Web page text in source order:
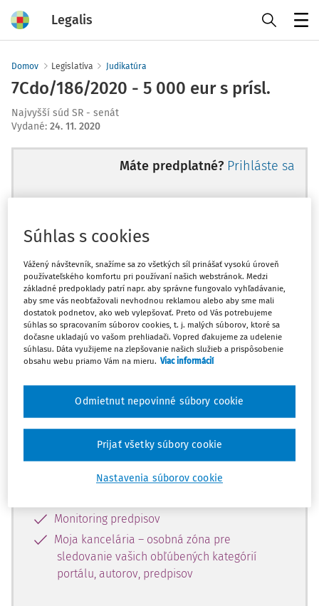
Legalis
Domov Legislatíva Judikatúra
7Cdo/186/2020 - 5 000 eur s prísl.
Najvyšší súd SR - senát
Vydané: 24. 11. 2020
Máte predplatné? Prihláste sa
Ups, zatiaľ ste si prečítali len
začiatok...
Celý odborný obsah z tejto oblasti je
dostupný predplatiteľom portálu.
obsahu a získajte prístup na 10 dní
zdarma, stačí sa len zaregistrovať.
Vďaka registrácii získate prístup aj k
vybranému obsahu:
Monitoring predpisov
Moja kancelária – osobná zóna pre
sledovanie vašich obľúbených kategórií
portálu, autorov, predpisov
Súhlas s cookies
Vážený návštevník, snažíme sa zo všetkých síl prinášať vysokú úroveň
používateľského komfortu pri používaní našich webstránok. Medzi
základné predpoklady patrí napr. aby správne fungovalo vyhľadávanie,
aby sme vás neobťažovali nevhodnou reklamou alebo aby sme mali
dostatok podnetov, ako web vylepšovať. Preto od Vás potrebujeme
súhlas so spracovaním súborov cookies, t. j. malých súborov, ktoré sa
dočasne ukladajú vo vašom prehliadači. Vopred ďakujeme za udelenie
súhlasu. Dáta využijeme na zlepšovanie našich služieb a prispôsobenie
obsahu webu priamo Vám na mieru. Viac informácií
Nastavenia súborov cookie
Odmietnut nepovinné súbory cookie
Prijať všetky súbory cookie